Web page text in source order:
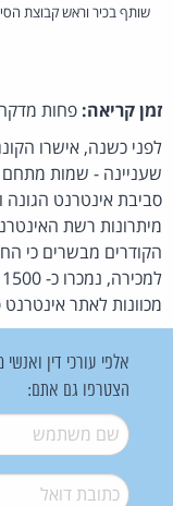
שותף בכיר וראש קבוצת
זמן קריאה: פחות
לפני כשנה, אישרו
סביבת אינטרנט הגונה
מיתרונות רשת
מכוונות לאתר
אלפי עורכי דין
הצטרפו גם אתם:
שם משתמש*
דואל*